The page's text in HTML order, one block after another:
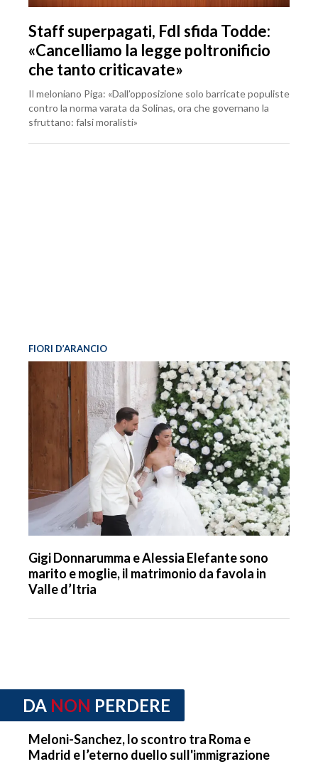
Staff superpagati, FdI sfida Todde:
«Cancelliamo la legge poltronificio
che tanto criticavate»
Il meloniano Piga: «Dall’opposizione solo barricate populiste
contro la norma varata da Solinas, ora che governano la
sfruttano: falsi moralisti»
FIORI D’ARANCIO
Gigi Donnarumma e Alessia Elefante sono
marito e moglie, il matrimonio da favola in
Valle d’Itria
DA NON PERDERE
Meloni-Sanchez, lo scontro tra Roma e
Madrid e l’eterno duello sull'immigrazione